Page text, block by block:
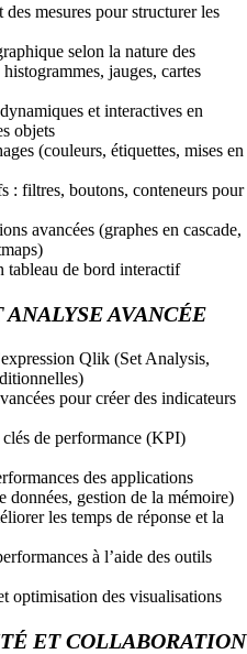
mesures pour structurer les
selon la nature des
jauges, cartes
et interactives en
objets
(couleurs, étiquettes, mises en
: filtres, boutons, conteneurs pour
avancées (graphes en cascade,
tableau de bord interactif
AVANCÉE
Qlik (Set Analysis,
pour créer des indicateurs
de performance (KPI)
des applications
données, gestion de la mémoire)
les temps de réponse et la
à l’aide des outils
optimisation des visualisations
ET COLLABORATION